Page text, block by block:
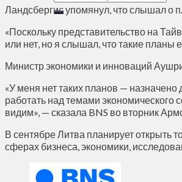
Ландсбергис упомянул, что слышал о
«Поскольку представительство на
или нет, но я слышал, что такие планы
Министр экономики и инноваций
«У меня нет таких планов —
работать над темами экономического
видим», — сказала BNS во вторник
В сентябре Литва планирует открыть
сферах бизнеса, экономики,